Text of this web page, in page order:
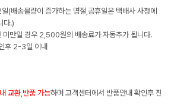
(배송물량이 증가하는 명절,공휴일은 택배사 사정에
다.)
미만일 경우 2,500원의 배송료가 자동추가 됩니다.
후 2-3일 이내
교환,반품 가능하며 고객센터에서 반품안내 확인후 진